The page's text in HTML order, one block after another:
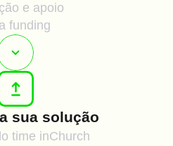
e apoio
funding
sua solução
time inChurch